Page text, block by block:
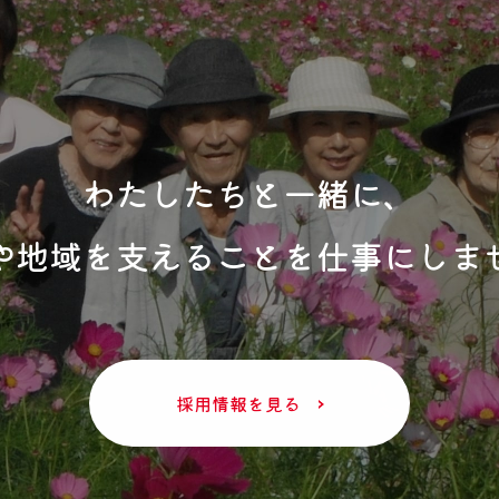
わたしたちと一緒に、
地域を支えることを仕事にしま
採用情報を見る